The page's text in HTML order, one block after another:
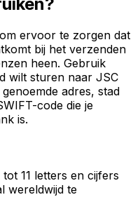
ervoor te zorgen dat
bij het verzenden
heen. Gebruik
wilt sturen naar JSC
adres, stad
code die je
is.
11 letters en cijfers
wereldwijd te